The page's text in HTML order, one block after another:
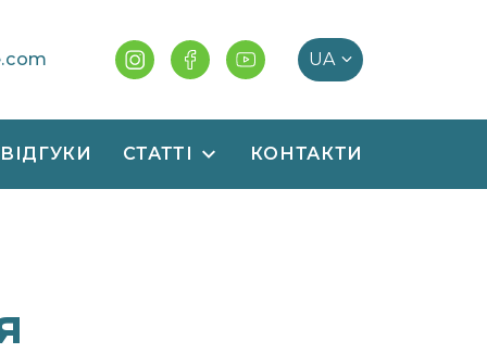
ВІДГУКИ СТАТТІ КОНТАКТИ